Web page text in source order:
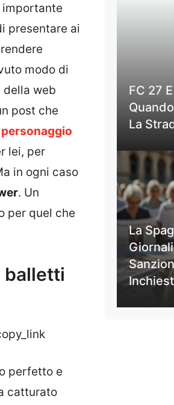
importante
presentare ai
modo di
della web
post che
personaggio
lei, per
in ogni caso
. Un
per quel che
balletti
perfetto e
catturato
FC 27
La
La